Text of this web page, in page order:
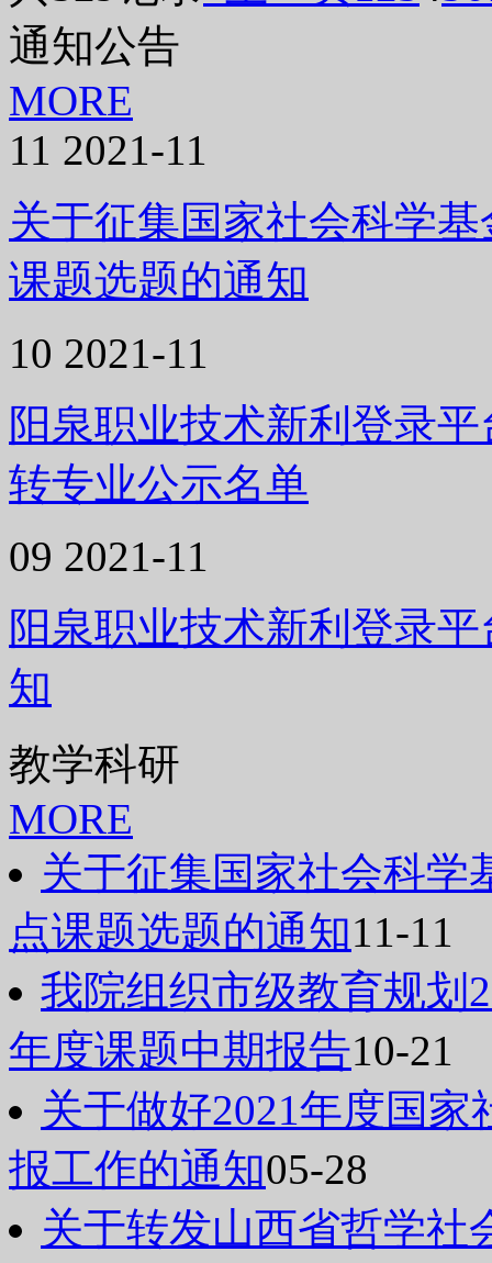
通知公告
MORE
11 2021-11
关于征集国家社会科学
课题选题的通知
10 2021-11
阳泉职业技术新利登录
转专业公示名单
09 2021-11
阳泉职业技术新利登录
知
教学科研
MORE
关于征集国家社会科学
点课题选题的通知11-11
我院组织市级教育规划
年度课题中期报告10-21
关于做好2021年度国
报工作的通知05-28
关于转发山西省哲学社